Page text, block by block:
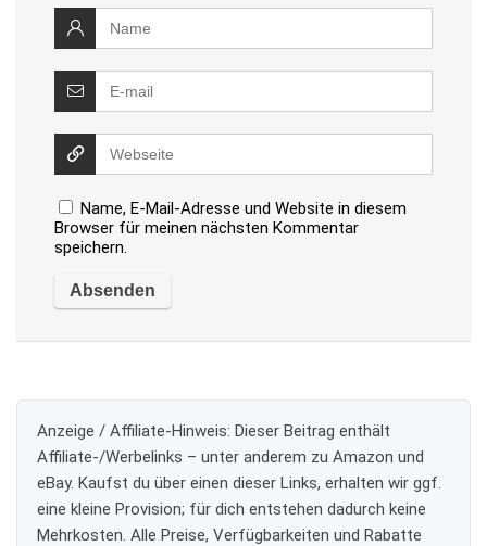
Name, E-Mail-Adresse und Website in diesem
Browser für meinen nächsten Kommentar
speichern.
Anzeige / Affiliate-Hinweis: Dieser Beitrag enthält
Affiliate-/Werbelinks – unter anderem zu Amazon und
eBay. Kaufst du über einen dieser Links, erhalten wir ggf.
eine kleine Provision; für dich entstehen dadurch keine
Mehrkosten. Alle Preise, Verfügbarkeiten und Rabatte